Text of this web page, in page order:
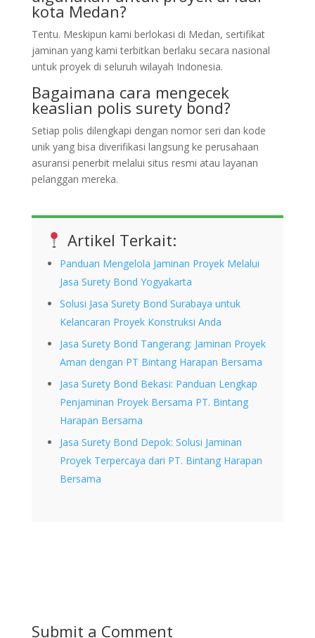
kota Medan?
Tentu. Meskipun kami berlokasi di Medan, sertifikat
jaminan yang kami terbitkan berlaku secara nasional
untuk proyek di seluruh wilayah Indonesia.
Bagaimana cara mengecek
keaslian polis surety bond?
Setiap polis dilengkapi dengan nomor seri dan kode
unik yang bisa diverifikasi langsung ke perusahaan
asuransi penerbit melalui situs resmi atau layanan
pelanggan mereka.
Artikel Terkait:
Panduan Mengelola Jaminan Proyek Melalui
Jasa Surety Bond Yogyakarta
Solusi Jasa Surety Bond Surabaya untuk
Kelancaran Proyek Konstruksi Anda
Jasa Surety Bond Tangerang: Jaminan Proyek
Aman dengan PT Bintang Harapan Bersama
Jasa Surety Bond Bekasi: Panduan Lengkap
Penjaminan Proyek Bersama PT. Bintang
Harapan Bersama
Jasa Surety Bond Depok: Solusi Jaminan
Proyek Terpercaya dari PT. Bintang Harapan
Bersama
Submit a Comment